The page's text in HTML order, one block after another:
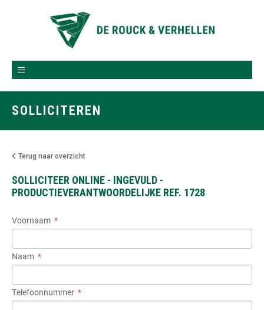
SOLLICITEREN
Terug naar overzicht
SOLLICITEER ONLINE - INGEVULD -
PRODUCTIEVERANTWOORDELIJKE REF. 1728
Voornaam
Naam
Telefoonnummer